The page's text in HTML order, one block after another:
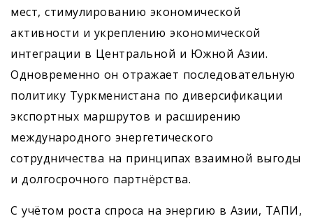
мест, стимулированию экономической
активности и укреплению экономической
интеграции в Центральной и Южной Азии.
Одновременно он отражает последовательную
политику Туркменистана по диверсификации
экспортных маршрутов и расширению
международного энергетического
сотрудничества на принципах взаимной выгоды
и долгосрочного партнёрства.
С учётом роста спроса на энергию в Азии, ТАПИ,